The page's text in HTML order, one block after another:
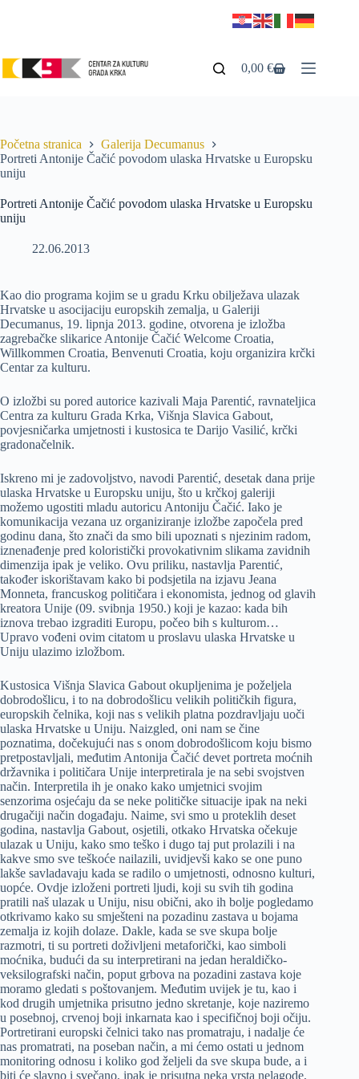
0,00€
Početna stranica
Galerija Decumanus
Portreti Antonije Čačić povodom ulaska Hrvatske u Europsku
uniju
Portreti Antonije Čačić povodom ulaska Hrvatske u Europsku
uniju
22.06.2013
Kao dio programa kojim se u gradu Krku obilježava ulazak
Hrvatske u asocijaciju europskih zemalja, u Galeriji
Decumanus, 19. lipnja 2013. godine, otvorena je izložba
zagrebačke slikarice Antonije Čačić Welcome Croatia,
Willkommen Croatia, Benvenuti Croatia, koju organizira krčki
Centar za kulturu.
O izložbi su pored autorice kazivali Maja Parentić, ravnateljica
Centra za kulturu Grada Krka, Višnja Slavica Gabout,
povjesničarka umjetnosti i kustosica te Darijo Vasilić, krčki
gradonačelnik.
Iskreno mi je zadovoljstvo, navodi Parentić, desetak dana prije
ulaska Hrvatske u Europsku uniju, što u krčkoj galeriji
možemo ugostiti mladu autoricu Antoniju Čačić. Iako je
komunikacija vezana uz organiziranje izložbe započela pred
godinu dana, što znači da smo bili upoznati s njezinim radom,
iznenađenje pred koloristički provokativnim slikama zavidnih
dimenzija ipak je veliko. Ovu priliku, nastavlja Parentić,
također iskorištavam kako bi podsjetila na izjavu Jeana
Monneta, francuskog političara i ekonomista, jednog od glavih
kreatora Unije (09. svibnja 1950.) koji je kazao: kada bih
iznova trebao izgraditi Europu, počeo bih s kulturom…
Upravo vođeni ovim citatom u proslavu ulaska Hrvatske u
Uniju ulazimo izložbom.
Kustosica Višnja Slavica Gabout okupljenima je poželjela
dobrodošlicu, i to na dobrodošlicu velikih političkih figura,
europskih čelnika, koji nas s velikih platna pozdravljaju uoči
ulaska Hrvatske u Uniju. Naizgled, oni nam se čine
poznatima, dočekujući nas s onom dobrodošlicom koju bismo
pretpostavljali, međutim Antonija Čačić devet portreta moćnih
državnika i političara Unije interpretirala je na sebi svojstven
način. Interpretila ih je onako kako umjetnici svojim
senzorima osjećaju da se neke političke situacije ipak na neki
drugačiji način događaju. Naime, svi smo u proteklih deset
godina, nastavlja Gabout, osjetili, otkako Hrvatska očekuje
ulazak u Uniju, kako smo teško i dugo taj put prolazili i na
kakve smo sve teškoće nailazili, uvidjevši kako se one puno
lakše savladavaju kada se radilo o umjetnosti, odnosno kulturi,
uopće. Ovdje izloženi portreti ljudi, koji su svih tih godina
pratili naš ulazak u Uniju, nisu obični, ako ih bolje pogledamo
otkrivamo kako su smješteni na pozadinu zastava u bojama
zemalja iz kojih dolaze. Dakle, kada se sve skupa bolje
razmotri, ti su portreti doživljeni metaforički, kao simboli
moćnika, budući da su interpretirani na jedan heraldičko-
veksilografski način, poput grbova na pozadini zastava koje
moramo gledati s poštovanjem. Međutim uvijek je tu, kao i
kod drugih umjetnika prisutno jedno skretanje, koje naziremo
u posebnoj, crvenoj boji inkarnata kao i specifičnoj boji očiju.
Portretirani europski čelnici tako nas promatraju, i nadalje će
nas promatrati, na poseban način, a mi ćemo ostati u jednom
monitoring odnosu i koliko god željeli da sve skupa bude, a i
biti će slavno i svečano, ipak je prisutna neka vrsta nelagode,